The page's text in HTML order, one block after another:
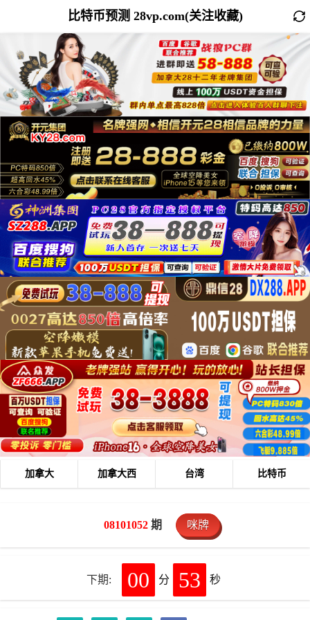
比特币预测 28vp.com(关注收藏)
加拿大 加拿大西 台湾 比特币
08101052 期 咪牌
下期: 00 分 53 秒